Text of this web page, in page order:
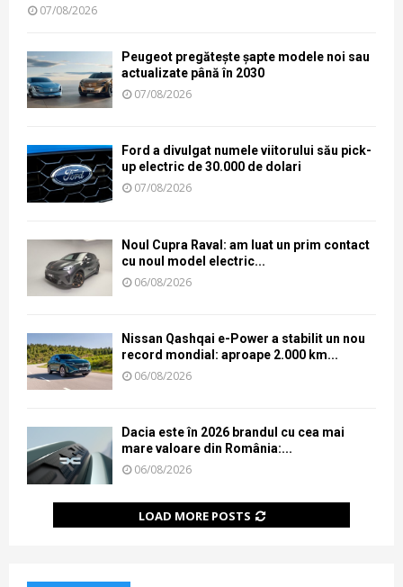
07/08/2026
Peugeot pregătește șapte modele noi sau
actualizate până în 2030
07/08/2026
Ford a divulgat numele viitorului său pick-
up electric de 30.000 de dolari
07/08/2026
Noul Cupra Raval: am luat un prim contact
cu noul model electric...
06/08/2026
Nissan Qashqai e-Power a stabilit un nou
record mondial: aproape 2.000 km...
06/08/2026
Dacia este în 2026 brandul cu cea mai
mare valoare din România:...
06/08/2026
LOAD MORE POSTS